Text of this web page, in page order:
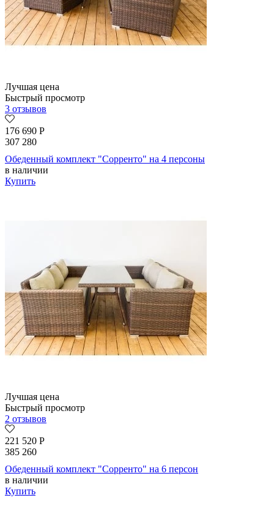
Лучшая цена
Быстрый просмотр
3 отзывов
176 690 Р
307 280
Обеденный комплект "Сорренто" на 4 персоны
в наличии
Купить
Лучшая цена
Быстрый просмотр
2 отзывов
221 520 Р
385 260
Обеденный комплект "Сорренто" на 6 персон
в наличии
Купить